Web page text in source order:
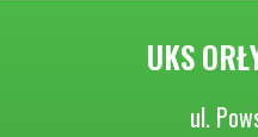
UKS
ul.